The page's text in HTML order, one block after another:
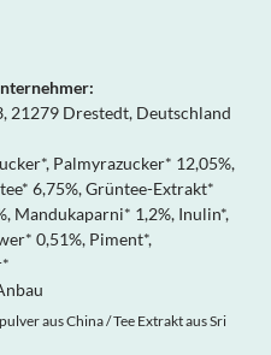
21279 Drestedt, Deutschland
Palmyrazucker* 12,05%,
6,75%, Grüntee-Extrakt*
Mandukaparni* 1,2%, Inulin*,
0,51%, Piment*,
aus China / Tee Extrakt aus Sri